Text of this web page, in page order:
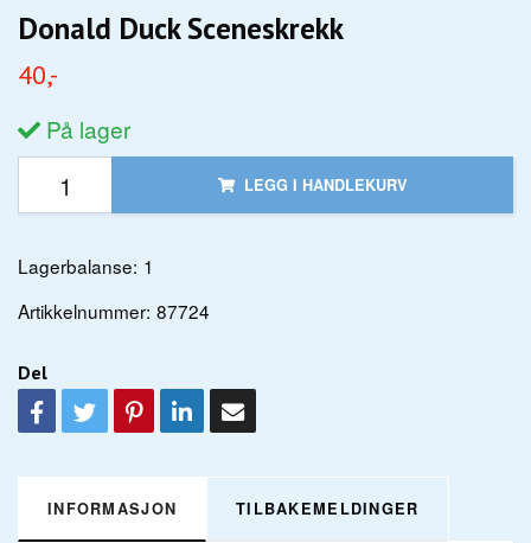
Donald Duck Sceneskrekk
40,-
På lager
LEGG I HANDLEKURV
Lagerbalanse: 1
Artikkelnummer: 87724
Del
INFORMASJON TILBAKEMELDINGER